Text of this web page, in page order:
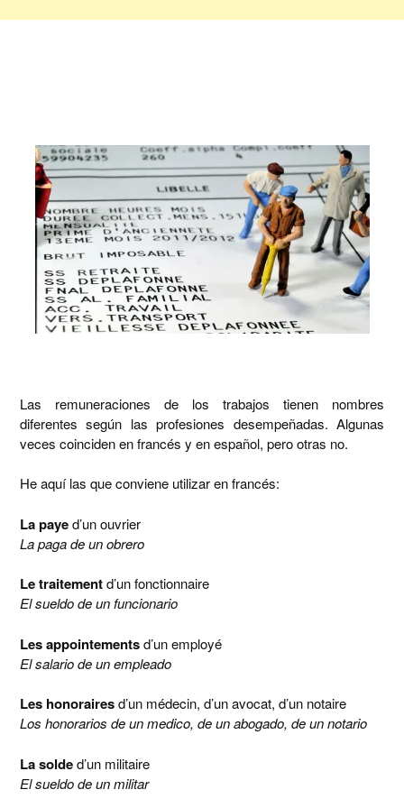
Las remuneraciones de los trabajos tienen nombres
diferentes según las profesiones desempeñadas. Algunas
veces coinciden en francés y en español, pero otras no.
He aquí las que conviene utilizar en francés:
La payed’un ouvrier
La paga de un obrero
Le traitementd’un fonctionnaire
El sueldo de un funcionario
Les appointementsd’un employé
El salario de un empleado
Les honorairesd’un médecin, d’un avocat, d’un notaire
Los honorarios de un medico, de un abogado, de un notario
La solded’un militaire
El sueldo de un militar